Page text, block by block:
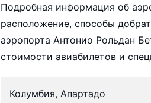
Подробная информация об
расположение, способы
аэропорта Антонио Рольдан
стоимости авиабилетов и
Колумбия, Апартадо